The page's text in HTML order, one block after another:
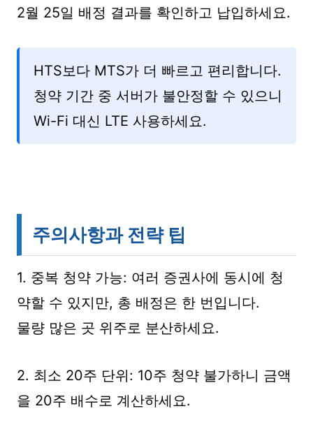
2월 25일 배정 결과를 확인하고 납입하세요.
HTS보다 MTS가 더 빠르고 편리합니다.
청약 기간 중 서버가 불안정할 수 있으니
Wi-Fi 대신 LTE 사용하세요.
주의사항과 전략 팁
1. 중복 청약 가능: 여러 증권사에 동시에 청
약할 수 있지만, 총 배정은 한 번입니다.
물량 많은 곳 위주로 분산하세요.
2. 최소 20주 단위: 10주 청약 불가하니 금액
을 20주 배수로 계산하세요.